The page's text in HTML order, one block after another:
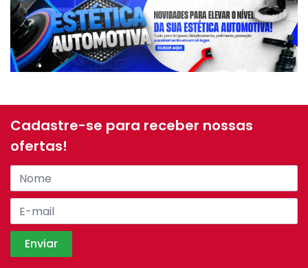
Cadastre-se para receber nossas
ofertas!